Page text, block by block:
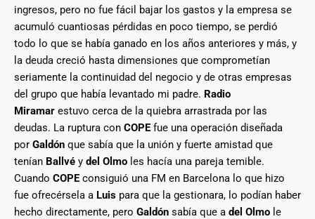
ingresos, pero no fue fácil bajar los gastos y la empresa se
acumuló cuantiosas pérdidas en poco tiempo, se perdió
todo lo que se había ganado en los años anteriores y más, y
la deuda creció hasta dimensiones que comprometían
seriamente la continuidad del negocio y de otras empresas
del grupo que había levantado mi padre. Radio
Miramar estuvo cerca de la quiebra arrastrada por las
deudas. La ruptura con COPEfue una operación diseñada
por Galdón que sabía que la unión y fuerte amistad que
tenían Ballvé y del Olmo les hacía una pareja temible.
Cuando COPEconsiguió una FM en Barcelona lo que hizo
fue ofrecérsela a Luis para que la gestionara, lo podían haber
hecho directamente, pero Galdón sabía que a del Olmo le